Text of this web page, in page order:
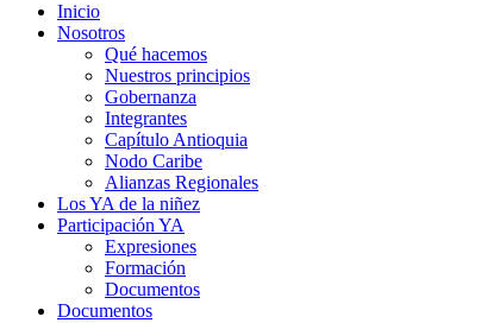
Inicio
Nosotros
Qué hacemos
Nuestros principios
Gobernanza
Integrantes
Capítulo Antioquia
Nodo Caribe
Alianzas Regionales
Los YA de la niñez
Participación YA
Expresiones
Formación
Documentos
Documentos